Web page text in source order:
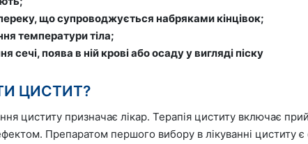
що супроводжується набряками кінцівок;
температури тіла;
сечі, поява в ній крові або осаду у вигляді піску
ЦИСТИТ?
циститу призначає лікар. Терапія циститу включає
Препаратом першого вибору в лікуванні циститу